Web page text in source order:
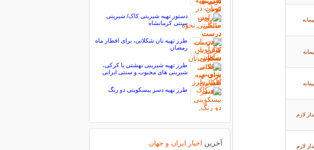
لازم
لازم
دستور تهیه شیرینی کاک/ شیرینی
سنتی کرمانشاه
طرز تهیه نان شکلاتی، برای افطار ماه
رمضان
طرز تهیه شیرینی بهشتی یا کرکی،
شیرینی های محبوب و سنتی ایرانی
طرز تهیه دسر بیسکویتی دو رنگ
آخرین اخبار ایران و جهان